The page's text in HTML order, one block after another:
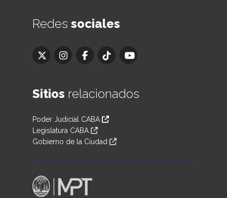
Redes sociales
Sitios relacionados
Poder Judicial CABA
Legislatura CABA
Gobierno de la Ciudad